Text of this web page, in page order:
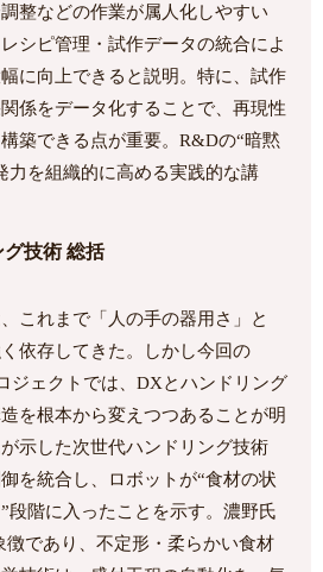
整などの作業が属人化しやすい
シピ管理・試作データの統合によ
に向上できると説明。特に、試作
係をデータ化することで、再現性
築できる点が重要。R&Dの“暗黙
力を組織的に高める実践的な講
グ技術 総括
これまで「人の手の器用さ」と
依存してきた。しかし今回の
ジェクトでは、DXとハンドリング
を根本から変えつつあることが明
示した次世代ハンドリング技術
を統合し、ロボットが“食材の状
段階に入ったことを示す。濃野氏
徴であり、不定形・柔らかい食材